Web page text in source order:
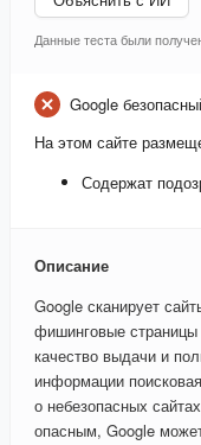
Данные теста были
Google
На этом сайте
Содержат
Описание
Google сканирует
фишинговые
качество выдачи и
информации
о небезопасных
опасным, Google